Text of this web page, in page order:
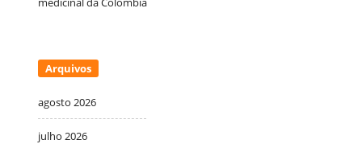
Arquivos
agosto 2026
julho 2026